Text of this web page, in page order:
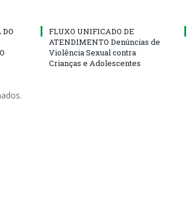
FLUXO UNIFICADO DE
ATENDIMENTO Denúncias de
Violência Sexual contra
Crianças e Adolescentes